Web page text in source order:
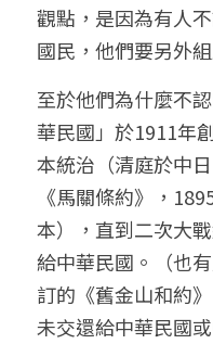
觀點，是因為有人
國民，他們要另外
至於他們為什麼不
華民國」於1911年
本統治（清庭於中
《馬關條約》，
本），直到二次大
給中華民國。（也
訂的《舊金山和約
未交還給中華民國